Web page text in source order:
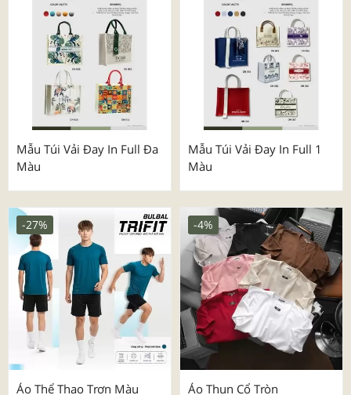
Mẫu Túi Vải Đay In Full Đa
Màu
Mẫu Túi Vải Đay In Full 1
Màu
Áo Thể Thao Trơn Màu
-27%
Áo Thun Cổ Tròn
-4%